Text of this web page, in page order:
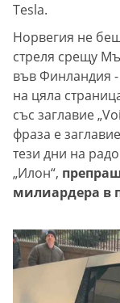
Tesla.
Норвегия не
стреля срещу
във Финландия
на цяла
със заглавие
фраза е
тези дни на
„Илон“,
милиардера в